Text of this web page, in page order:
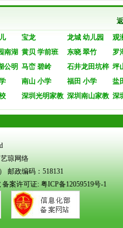
宝龙 龙城 幼儿园
观
南湖 黄贝 学前班 东晓 翠竹
罗
公明 马峦 碧岭 石井龙田坑梓 坪
南山 小学 福田 小学
盐
深圳光明家教 深圳南山家教 深
琼网络
邮政编码：518131
备案许可证:粤ICP备12059519号-1